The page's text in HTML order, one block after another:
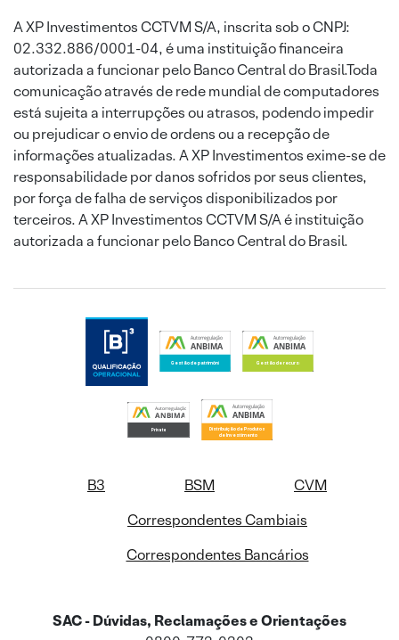
A XP Investimentos CCTVM S/A, inscrita sob o CNPJ:
02.332.886/0001-04, é uma instituição financeira
autorizada a funcionar pelo Banco Central do Brasil.Toda
comunicação através de rede mundial de computadores
está sujeita a interrupções ou atrasos, podendo impedir
ou prejudicar o envio de ordens ou a recepção de
informações atualizadas. A XP Investimentos exime-se de
responsabilidade por danos sofridos por seus clientes,
por força de falha de serviços disponibilizados por
terceiros. A XP Investimentos CCTVM S/A é instituição
autorizada a funcionar pelo Banco Central do Brasil.
B3 BSM
CVM
Correspondentes Cambiais
Correspondentes Bancários
SAC - Dúvidas, Reclamações e Orientações